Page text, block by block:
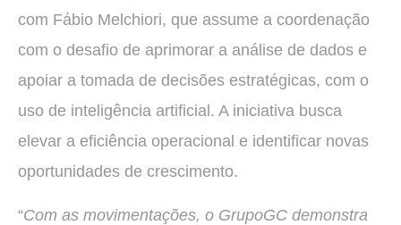
com Fábio Melchiori, que assume a coordenação
com o desafio de aprimorar a análise de dados e
apoiar a tomada de decisões estratégicas, com o
uso de inteligência artificial. A iniciativa busca
elevar a eficiência operacional e identificar novas
oportunidades de crescimento.
“Com as movimentações, o GrupoGC demonstra